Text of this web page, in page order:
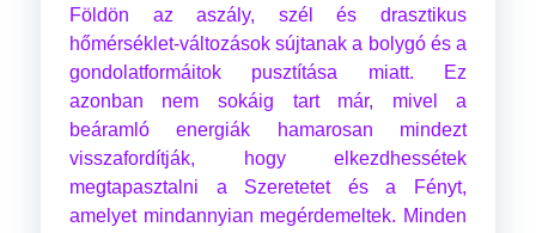
Földön az aszály, szél és drasztikus
hőmérséklet-változások sújtanak a bolygó és a
gondolatformáitok pusztítása miatt. Ez
azonban nem sokáig tart már, mivel a
beáramló energiák hamarosan mindezt
visszafordítják, hogy elkezdhessétek
megtapasztalni a Szeretetet és a Fényt,
amelyet mindannyian megérdemeltek. Minden